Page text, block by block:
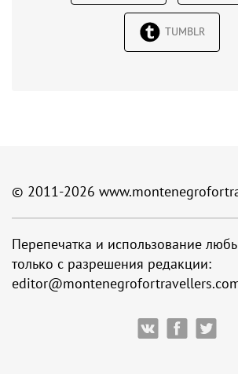
TUMBLR
© 2011-2026
Перепечатка и использование
только с разрешения редакции: